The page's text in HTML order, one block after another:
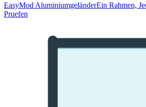
EasyMod AluminiumgeländerEin Rahmen,
Pruefen